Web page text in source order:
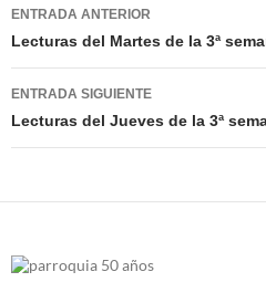
de
entradas
ENTRADA ANTERIOR
Lecturas del Martes de la 3ª
ENTRADA SIGUIENTE
Lecturas del Jueves de la 3ª